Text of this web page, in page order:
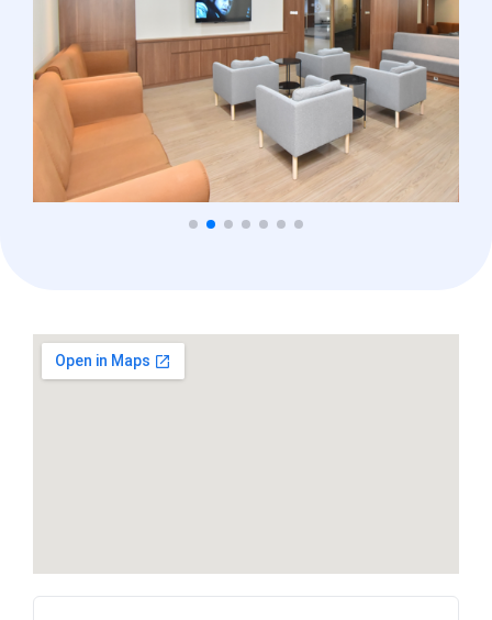
adding a google map to your website